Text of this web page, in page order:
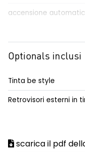
accensione
airbag frontale
alzacristalli posteriori
azacristalli anteriori
Optionals inclusi
Tinta be style
Retrovisori esterni in
scarica il pdf